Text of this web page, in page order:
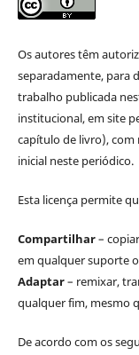
Os autores têm
separadamente, para
trabalho publicada
institucional, em site
capítulo de livro),
inicial neste periódico.
Esta licença permite
Compartilhar–
em qualquer suporte
Adaptar– remixar,
qualquer fim, mesmo
De acordo com os